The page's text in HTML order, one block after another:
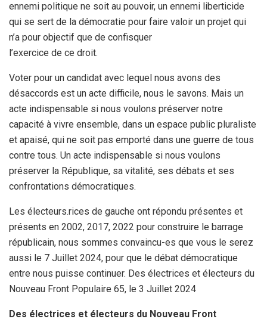
ennemi politique ne soit au pouvoir, un ennemi liberticide
qui se sert de la démocratie pour faire valoir un projet qui
n’a pour objectif que de confisquer
l’exercice de ce droit.
Voter pour un candidat avec lequel nous avons des
désaccords est un acte difficile, nous le savons. Mais un
acte indispensable si nous voulons préserver notre
capacité à vivre ensemble, dans un espace public pluraliste
et apaisé, qui ne soit pas emporté dans une guerre de tous
contre tous. Un acte indispensable si nous voulons
préserver la République, sa vitalité, ses débats et ses
confrontations démocratiques.
Les électeurs.rices de gauche ont répondu présentes et
présents en 2002, 2017, 2022 pour construire le barrage
républicain, nous sommes convaincu-es que vous le serez
aussi le 7 Juillet 2024, pour que le débat démocratique
entre nous puisse continuer. Des électrices et électeurs du
Nouveau Front Populaire 65, le 3 Juillet 2024
Des électrices et électeurs du Nouveau Front